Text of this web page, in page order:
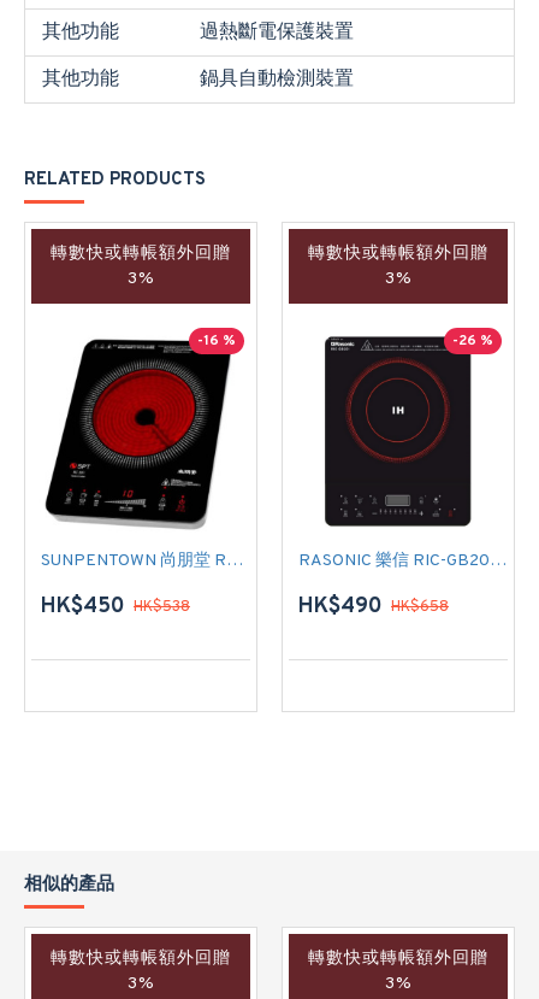
其他功能
過熱斷電保護裝置
其他功能
鍋具自動檢測裝置
RELATED PRODUCTS
轉數快或轉帳額外回贈
3%
-16 %
SUNPENTOWN 尚朋堂 RC-301 單頭電陶爐
HK$450 HK$538
轉數快或轉帳額外回贈
3%
-26 %
RASONIC 樂信 RIC-GB201 單頭電磁爐
HK$490 HK$658
相似的產品
轉數快或轉帳額外回贈
3%
轉數快或轉帳額外回贈
3%